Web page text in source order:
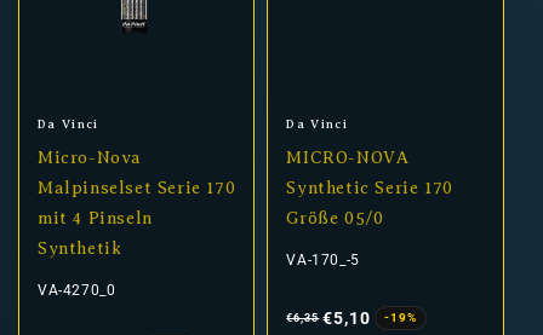
Anbieter:
Da Vinci
Micro-Nova
Malpinselset Serie 170
mit 4 Pinseln
Synthetik
VA-4270_0
Anbieter:
Da Vinci
MICRO-NOVA
Synthetic Serie 170
Größe 05/0
VA-170_-5
Preis
€6,35 €5,10
-19%